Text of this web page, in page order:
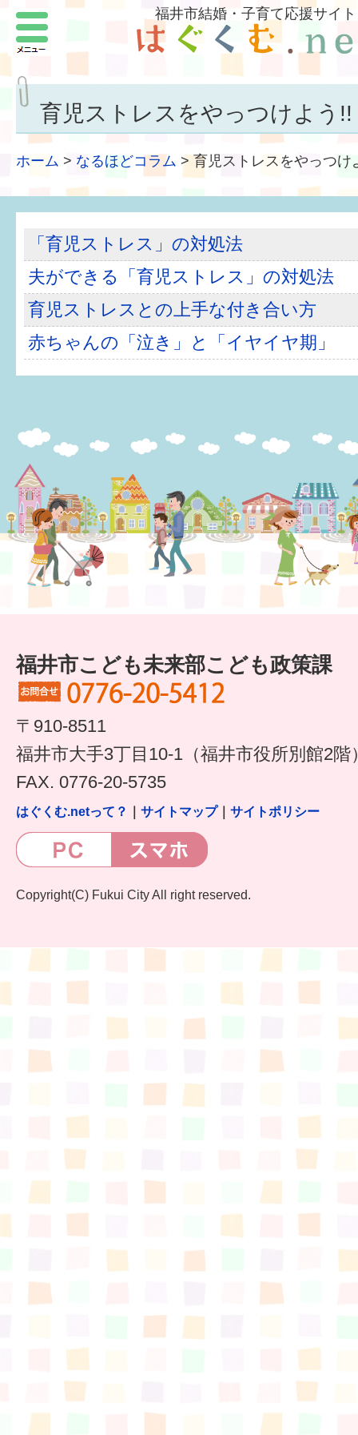
福井市結婚・子育て応援サイト
育児ストレスをやっつけよう!!
ホーム > なるほどコラム > 育児ストレスをやっつけ
「育児ストレス」の対処法
夫ができる「育児ストレス」の対処法
育児ストレスとの上手な付き合い方
赤ちゃんの「泣き」と「イヤイヤ期」
福井市こども未来部こども政策課
〒910-8511
福井市大手3丁目10-1（福井市役所別館2階
FAX. 0776-20-5735
はぐくむ.netって？ サイトマップ｜ サイトポリシー
Copyright(C) Fukui City All right reserved.
メニュー
結婚したい
子どもがほしい
子どもを育てよう
もしものときの緊急連絡先
届出・手当・助成
子どもを預けたい
入園・入学
相談したい
さまざまな支援
子育てカレンダー
出産〜3か月
3か月〜6か月
6か月〜1歳
1歳〜3歳
3歳〜就学前
就学後〜
イベントレポート
メールマガジン
はぐくむ.net相談コーナー
みんなの知恵袋
子育て情報誌「ほっと」
食育
福井市図書館オススメの本
お出かけ情報
病気・けが 基本情報
パパもママも子育て
ワンポイント英会話
ソーシャルメディア